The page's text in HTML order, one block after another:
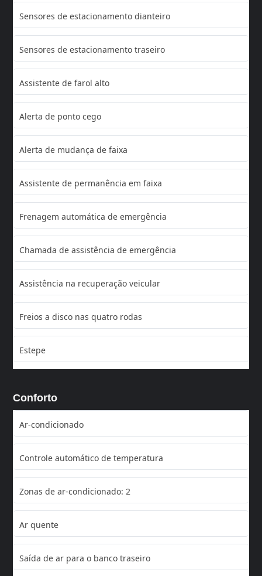
Sensores de estacionamento dianteiro
Sensores de estacionamento traseiro
Assistente de farol alto
Alerta de ponto cego
Alerta de mudança de faixa
Assistente de permanência em faixa
Frenagem automática de emergência
Chamada de assistência de emergência
Assistência na recuperação veicular
Freios a disco nas quatro rodas
Estepe
Conforto
Ar-condicionado
Controle automático de temperatura
Zonas de ar-condicionado: 2
Ar quente
Saída de ar para o banco traseiro